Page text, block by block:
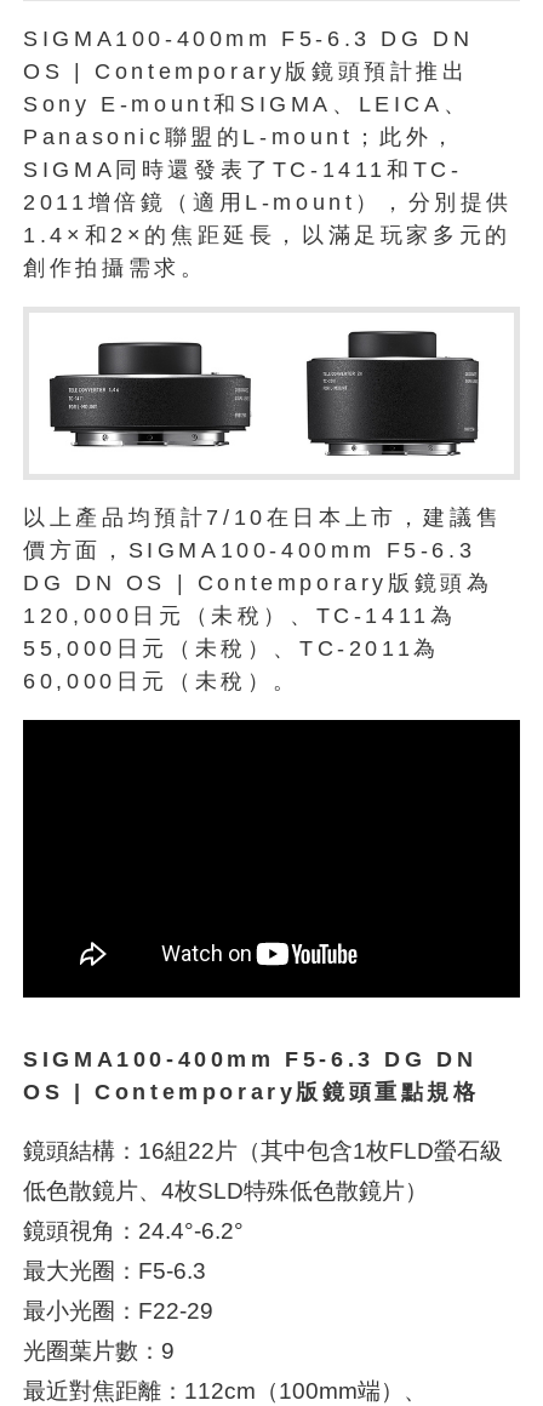
SIGMA100-400mm F5-6.3 DG DN
OS | Contemporary版鏡頭預計推出
Sony E-mount和SIGMA、LEICA、
Panasonic聯盟的L-mount；此外，
SIGMA同時還發表了TC-1411和TC-
2011增倍鏡（適用L-mount），分別提供
1.4×和2×的焦距延長，以滿足玩家多元的
創作拍攝需求。
以上產品均預計7/10在日本上市，建議售
價方面，SIGMA100-400mm F5-6.3
DG DN OS | Contemporary版鏡頭為
120,000日元（未稅）、TC-1411為
55,000日元（未稅）、TC-2011為
60,000日元（未稅）。
SIGMA100-400mm F5-6.3 DG DN
OS | Contemporary版鏡頭重點規格
鏡頭結構：16組22片（其中包含1枚FLD螢石級
低色散鏡片、4枚SLD特殊低色散鏡片）
鏡頭視角：24.4°-6.2°
最大光圈：F5-6.3
最小光圈：F22-29
光圈葉片數：9
最近對焦距離：112cm（100mm端）、